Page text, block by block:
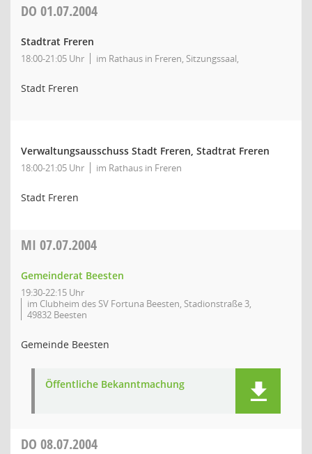
DO 01.07.2004
Stadtrat Freren
18:00-21:05 Uhr im Rathaus in Freren, Sitzungssaal,
Stadt Freren
Verwaltungsausschuss Stadt Freren, Stadtrat Freren
18:00-21:05 Uhr im Rathaus in Freren
Stadt Freren
MI 07.07.2004
Gemeinderat Beesten
19:30-22:15 Uhr
im Clubheim des SV Fortuna Beesten, Stadionstraße 3,
49832 Beesten
Gemeinde Beesten
Öffentliche Bekanntmachung
DO 08.07.2004